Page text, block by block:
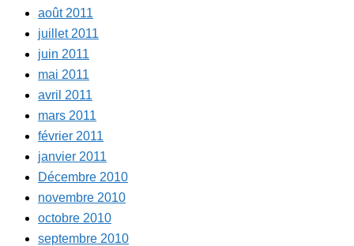
août 2011
juillet 2011
juin 2011
mai 2011
avril 2011
mars 2011
février 2011
janvier 2011
Décembre 2010
novembre 2010
octobre 2010
septembre 2010